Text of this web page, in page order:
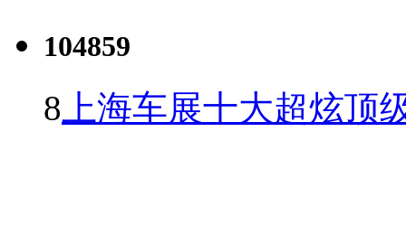
104859
8 上海车展十大超炫顶